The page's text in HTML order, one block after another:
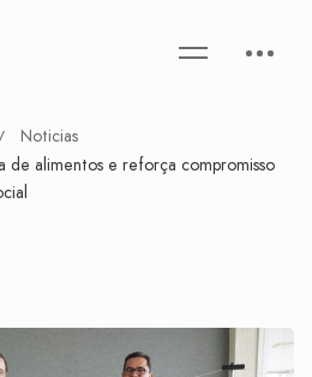
Noticias
de alimentos e reforça compromisso